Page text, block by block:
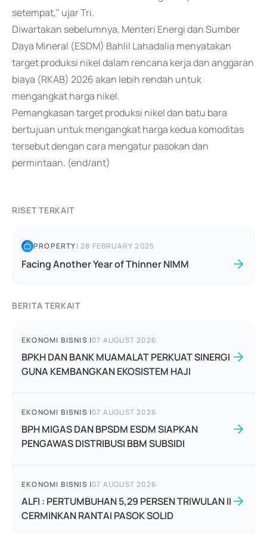
setempat," ujar Tri.
Diwartakan sebelumnya, Menteri Energi dan Sumber
Daya Mineral (ESDM) Bahlil Lahadalia menyatakan
target produksi nikel dalam rencana kerja dan anggaran
biaya (RKAB) 2026 akan lebih rendah untuk
mengangkat harga nikel.
Pemangkasan target produksi nikel dan batu bara
bertujuan untuk mengangkat harga kedua komoditas
tersebut dengan cara mengatur pasokan dan
permintaan. (end/ant)
RISET TERKAIT
PROPERTY|28 FEBRUARY 2025
Facing Another Year of Thinner NIMM
BERITA TERKAIT
EKONOMI BISNIS |07 AUGUST 2026
BPKH DAN BANK MUAMALAT PERKUAT SINERGI
GUNA KEMBANGKAN EKOSISTEM HAJI
EKONOMI BISNIS |07 AUGUST 2026
BPH MIGAS DAN BPSDM ESDM SIAPKAN
PENGAWAS DISTRIBUSI BBM SUBSIDI
EKONOMI BISNIS |07 AUGUST 2026
ALFI : PERTUMBUHAN 5,29 PERSEN TRIWULAN II
CERMINKAN RANTAI PASOK SOLID